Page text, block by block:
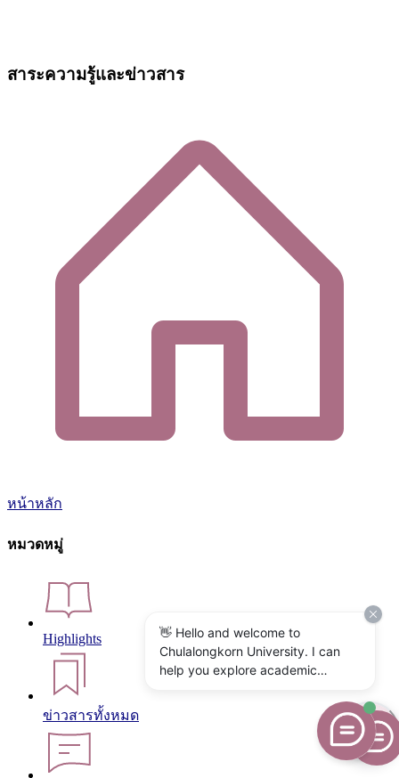
สาระความรู้และข่าวสาร
หน้าหลัก
หมวดหมู่
Highlights
ข่าวสารทั้งหมด
👋 Hello and welcome to
Chulalongkorn University. I can
help you explore academic